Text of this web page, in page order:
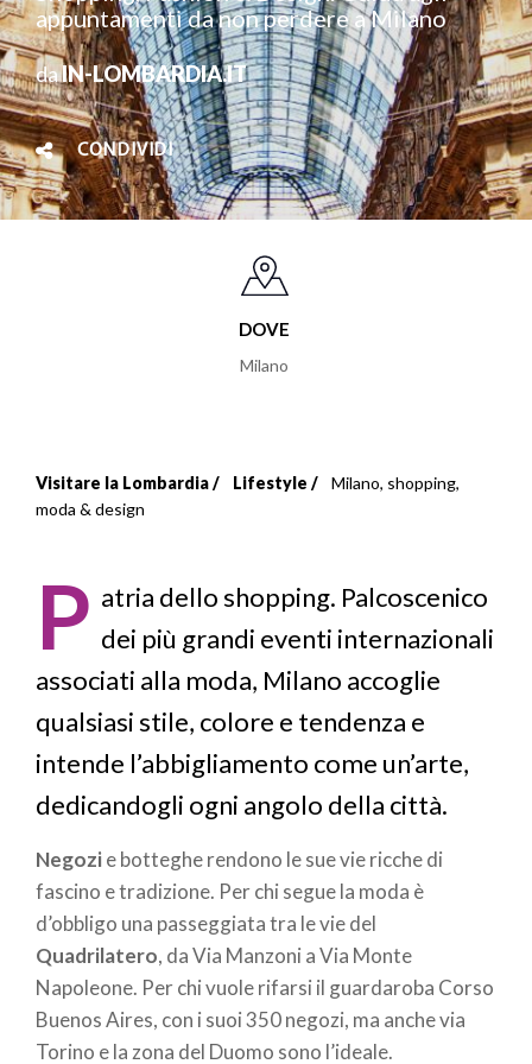
appuntamenti da non perdere a Milano
daIN-LOMBARDIA.IT
CONDIVIDI
DOVE
Milano
Briciole
pane
Visitare la Lombardia Lifestyle
Milano, shopping,
moda & design
P atria dello shopping. Palcoscenico
dei più grandi eventi internazionali
associati alla moda, Milano accoglie
qualsiasi stile, colore e tendenza e
intende l’abbigliamento come un’arte,
dedicandogli ogni angolo della città.
Negozie botteghe rendono le sue vie ricche di
fascino e tradizione. Per chi segue la moda è
d’obbligo una passeggiata tra le vie del
Quadrilatero, da Via Manzoni a Via Monte
Napoleone. Per chi vuole rifarsi il guardaroba Corso
Buenos Aires, con i suoi 350 negozi, ma anche via
Torino e la zona del Duomo sono l’ideale.